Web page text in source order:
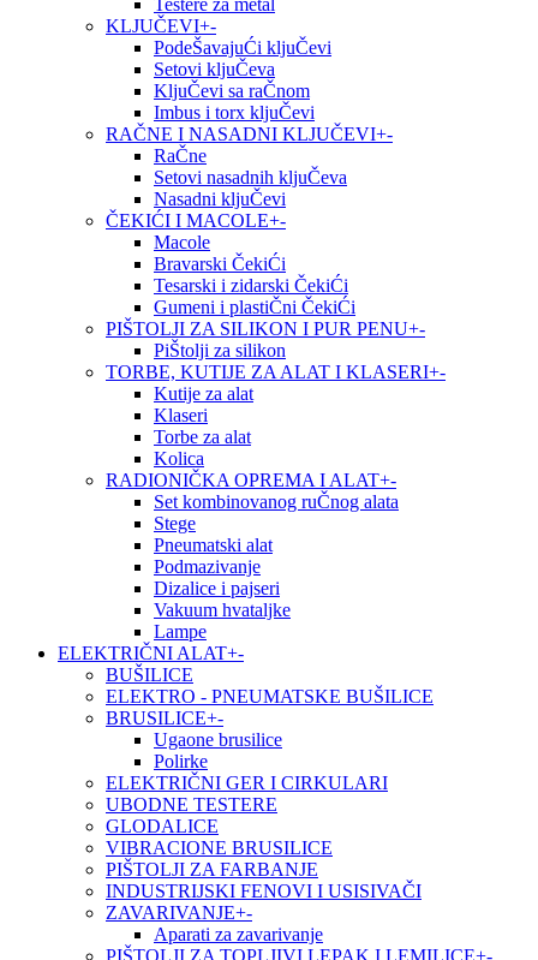
KLJUČEVI+-
PodeŠavajuĆi kljuČevi
Setovi kljuČeva
KljuČevi sa raČnom
Imbus i torx kljuČevi
RAČNE I NASADNI KLJUČEVI+-
RaČne
Setovi nasadnih kljuČeva
Nasadni kljuČevi
ČEKIĆI I MACOLE+-
Macole
Bravarski ČekiĆi
Tesarski i zidarski ČekiĆi
Gumeni i plastiČni ČekiĆi
PIŠTOLJI ZA SILIKON I PUR PENU+-
PiŠtolji za silikon
TORBE, KUTIJE ZA ALAT I KLASERI+-
Kutije za alat
Klaseri
Torbe za alat
Kolica
RADIONIČKA OPREMA I ALAT+-
Set kombinovanog ruČnog alata
Stege
Pneumatski alat
Podmazivanje
Dizalice i pajseri
Vakuum hvataljke
Lampe
ELEKTRIČNI ALAT+-
BUŠILICE
ELEKTRO - PNEUMATSKE BUŠILICE
BRUSILICE+-
Ugaone brusilice
Polirke
ELEKTRIČNI GER I CIRKULARI
UBODNE TESTERE
GLODALICE
VIBRACIONE BRUSILICE
PIŠTOLJI ZA FARBANJE
INDUSTRIJSKI FENOVI I USISIVAČI
ZAVARIVANJE+-
Aparati za zavarivanje
PIŠTOLJI ZA TOPLJIVI LEPAK I LEMILICE+-